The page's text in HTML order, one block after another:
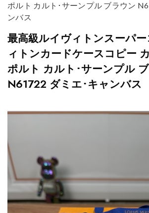
ポルト カルト･サーンプル ブラウン
ンバス
最高級ルイヴィトンスーパ
ィトンカードケースコピー
ポルト カルト･サーンプル
N61722 ダミエ･キャンバス